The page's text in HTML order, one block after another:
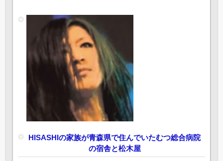
HISASHIの家族が青森県で住んでいたむつ総合病院
の宿舎と松木屋